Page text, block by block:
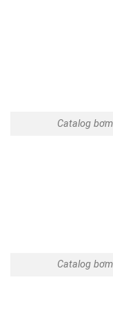
Catalog
Catalog